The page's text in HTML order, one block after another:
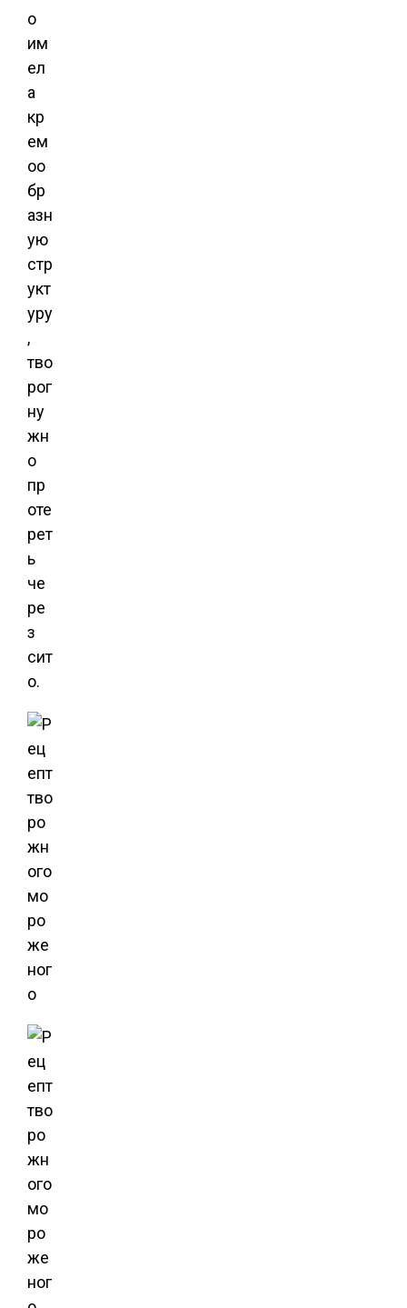
о
им
ел
а
кр
ем
оо
бр
азн
ую
стр
укт
уру
,
тво
рог
ну
жн
о
пр
оте
рет
ь
че
ре
з
сит
о.